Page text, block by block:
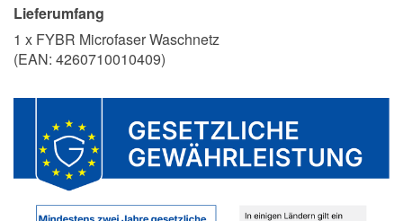
Lieferumfang
1 x FYBR Microfaser Waschnetz
(EAN: 4260710010409)